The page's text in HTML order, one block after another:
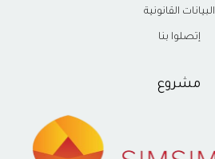
البيانات القانونية
إتصلوا بنا
مشروع